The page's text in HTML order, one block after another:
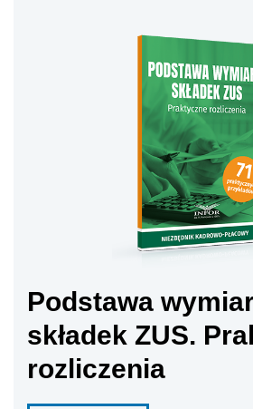
Podstawa
składek ZUS.
rozliczenia